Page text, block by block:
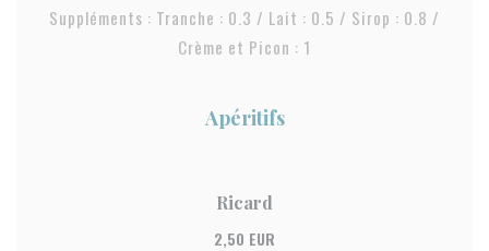
Suppléments : Tranche : 0.3 / Lait : 0.5 / Sirop : 0.8 /
Crème et Picon : 1
Apéritifs
Ricard
2,50 EUR